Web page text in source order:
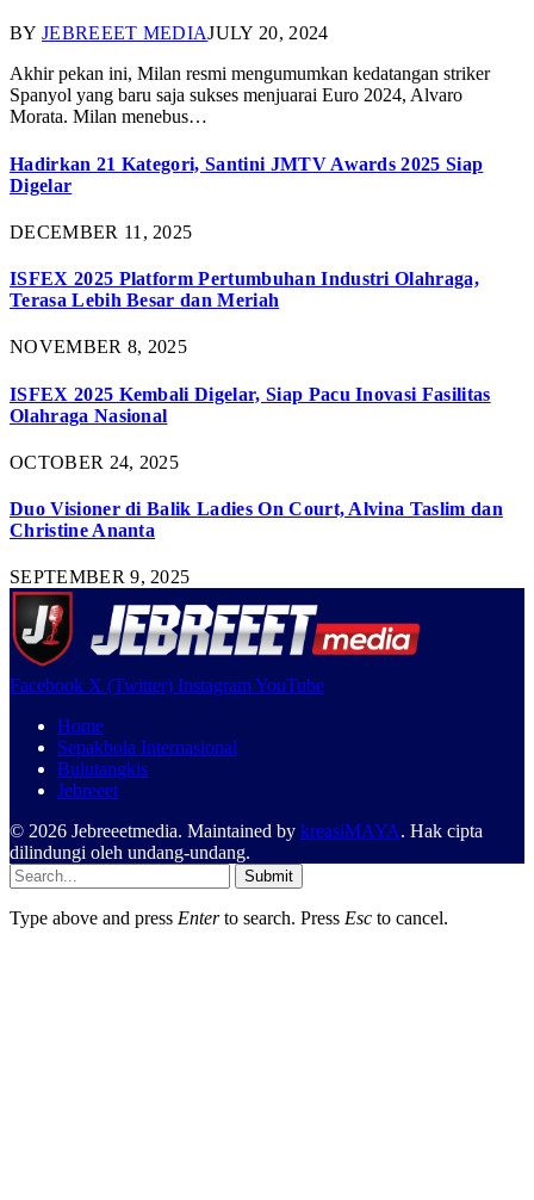
BY JEBREEET MEDIAJULY 20, 2024
Akhir pekan ini, Milan resmi mengumumkan kedatangan striker
Spanyol yang baru saja sukses menjuarai Euro 2024, Alvaro
Morata. Milan menebus…
Hadirkan 21 Kategori, Santini JMTV Awards 2025 Siap
Digelar
DECEMBER 11, 2025
ISFEX 2025 Platform Pertumbuhan Industri Olahraga,
Terasa Lebih Besar dan Meriah
NOVEMBER 8, 2025
ISFEX 2025 Kembali Digelar, Siap Pacu Inovasi Fasilitas
Olahraga Nasional
OCTOBER 24, 2025
Duo Visioner di Balik Ladies On Court, Alvina Taslim dan
Christine Ananta
SEPTEMBER 9, 2025
Facebook X (Twitter) InstagramYouTube
Home
Sepakbola Internasional
Bulutangkis
Jebreeet
© 2026 Jebreeetmedia. Maintained by kreasiMAYA. Hak cipta
dilindungi oleh undang-undang.
Submit
Type above and press Enterto search. Press Esc to cancel.